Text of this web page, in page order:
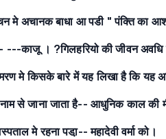
मे अचानक बाधा आ पडी " पंक्ति का
---काजू । ?गिलहरियो की जीवन अवधि
मे किसके बारे में यह लिखा है कि यह
से जाना जाता है-- आधुनिक काल की
मे रहना पडा़-- महादेवी वर्मा को।